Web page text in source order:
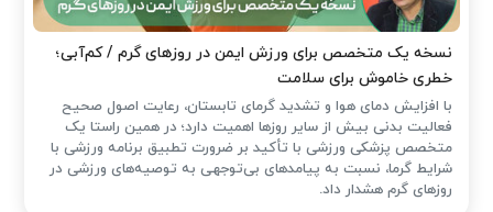
نسخه یک متخصص برای ورزش ایمن در روزهای گرم / کم‌آبی؛
خطری خاموش برای سلامت
با افزایش دمای هوا و تشدید گرمای تابستان، رعایت اصول صحیح
فعالیت بدنی بیش از سایر روزها اهمیت دارد؛ در همین راستا یک
متخصص پزشکی ورزشی با تأکید بر ضرورت تطبیق برنامه ورزشی با
شرایط گرما، نسبت به پیامدهای بی‌توجهی به توصیه‌های ورزشی در
روزهای گرم هشدار داد.